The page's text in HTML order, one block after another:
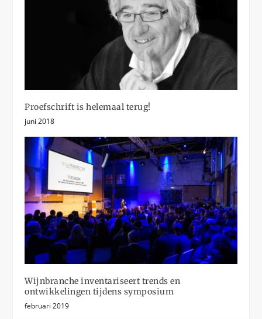
Proefschrift is helemaal terug!
juni 2018
Wijnbranche inventariseert trends en
ontwikkelingen tijdens symposium
februari 2019